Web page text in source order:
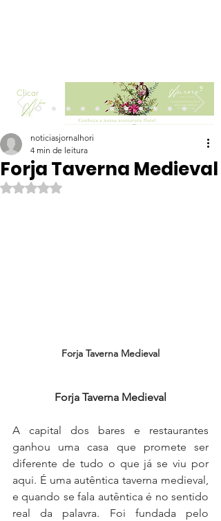
Clicar
Forja Taverna Medieval
noticiasjornalhori
4 min de leitura
Avaliado com NaN de 5 estrelas.
Forja Taverna Medieval
Forja Taverna Medieval
A capital dos bares e restaurantes
ganhou uma casa que promete ser
diferente de tudo o que já se viu por
aqui. É uma autêntica taverna medieval,
e quando se fala autêntica é no sentido
real da palavra. Foi fundada pelo